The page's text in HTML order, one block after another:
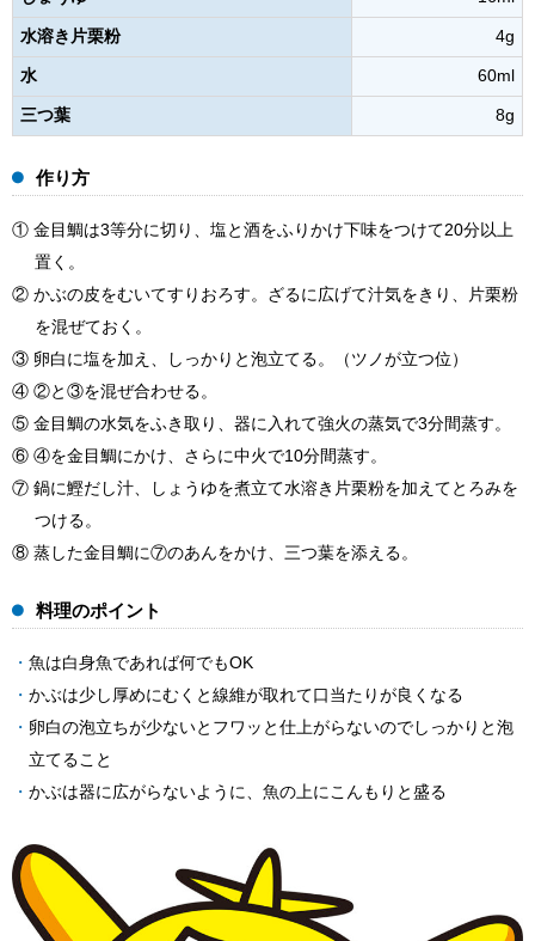
水溶き片栗粉 4g
水 60ml
三つ葉 8g
作り方
① 金目鯛は3等分に切り、塩と酒をふりかけ下味をつけて20分以上
置く。
② かぶの皮をむいてすりおろす。ざるに広げて汁気をきり、片栗粉
を混ぜておく。
③ 卵白に塩を加え、しっかりと泡立てる。（ツノが立つ位）
④ ②と③を混ぜ合わせる。
⑤ 金目鯛の水気をふき取り、器に入れて強火の蒸気で3分間蒸す。
⑥ ④を金目鯛にかけ、さらに中火で10分間蒸す。
⑦ 鍋に鰹だし汁、しょうゆを煮立て水溶き片栗粉を加えてとろみを
つける。
⑧ 蒸した金目鯛に⑦のあんをかけ、三つ葉を添える。
料理のポイント
魚は白身魚であれば何でもOK
かぶは少し厚めにむくと線維が取れて口当たりが良くなる
卵白の泡立ちが少ないとフワッと仕上がらないのでしっかりと泡
立てること
かぶは器に広がらないように、魚の上にこんもりと盛る